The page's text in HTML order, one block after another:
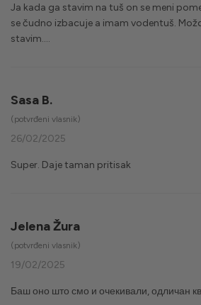
Ja kada ga stavim na tuš on se meni
se čudno izbacuje a imam vodentuš.
stavim….
Sasa B.
(potvrđeni vlasnik)
26/02/2025
Super. Daje taman pritisak
Jelena Žura
(potvrđeni vlasnik)
19/02/2025
Баш оно што смо и очекивали, одличан